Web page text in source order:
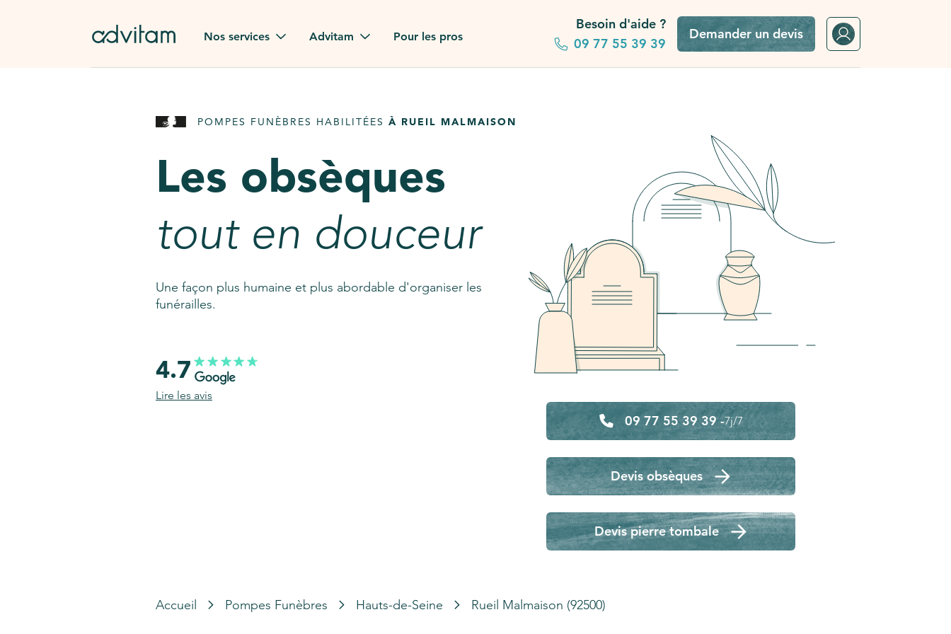
Nos services
Rapatriement à
Pierre tombale
AssistGPT
Nos services en plus
Advitam
Advitam dans la presse
Consultez notre FAQ
Pour les pros
Besoin d'aide ?
09 77 55 39 39
Demander un devis
POMPES FUNÈBRES HABILITÉES À RUEIL MALMAISON
Les obsèques
tout en douceur
Une façon plus humaine et plus abordable d'organiser les
funérailles.
09 77 55 39 39 -7j/7
Devis obsèques
Devis pierre tombale
4.7
Lire les avis
Accueil Pompes Funèbres Hauts-de-Seine Rueil Malmaison (92500)